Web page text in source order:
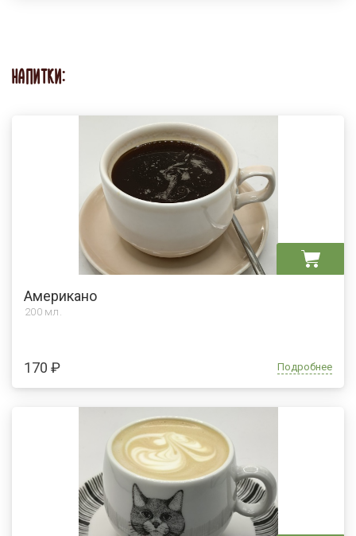
НАПИТКИ:
Американо
200 мл.
170 ₽ Подробнее